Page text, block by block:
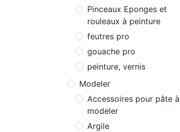
Pinceaux Eponges et
rouleaux à peinture
feutres pro
gouache pro
peinture, vernis
Modeler
Accessoires pour pâte à
modeler
Argile